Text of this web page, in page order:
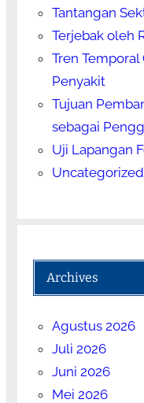
Tantangan
Terjebak oleh
Tren
Penyakit
Tujuan
sebagai
Uji Lapangan
Uncategorized
Archives
Agustus 2026
Juli 2026
Juni 2026
Mei 2026